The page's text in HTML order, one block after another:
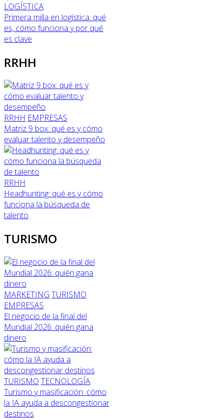
LOGÍSTICA
Primera milla en logística: qué
es, cómo funciona y por qué
es clave
RRHH
RRHH EMPRESAS
Matriz 9 box: qué es y cómo
evaluar talento y desempeño
RRHH
Headhunting: qué es y cómo
funciona la búsqueda de
talento
TURISMO
MARKETING TURISMO
EMPRESAS
El negocio de la final del
Mundial 2026: quién gana
dinero
TURISMO TECNOLOGÍA
Turismo y masificación: cómo
la IA ayuda a descongestionar
destinos